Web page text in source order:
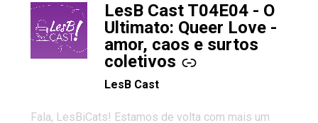
LesB Cast T04E04 - O
Ultimato: Queer Love -
amor, caos e surtos
coletivos
-
LesB Cast
Fala, LesBiCats! Estamos de volta com mais um